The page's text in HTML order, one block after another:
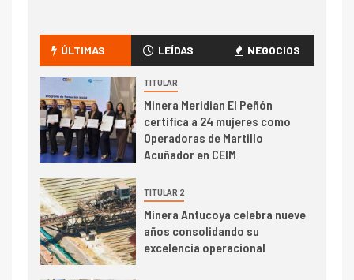
camión 100% eléctrico para
transportar cátodos al Puerto
de San Antonio
2
I+D
Producción minera en mayo de
2026 cae 10,6%
3 I+D
PIB minero impacta el
crecimiento regional: Banco
Central reporta resultados
ÚLTIMAS LEÍDAS NEGOCIOS
TITULAR
Minera Meridian El Peñón
certifica a 24 mujeres como
Operadoras de Martillo
Acuñador en CEIM
TITULAR 2
Minera Antucoya celebra nueve
años consolidando su
excelencia operacional